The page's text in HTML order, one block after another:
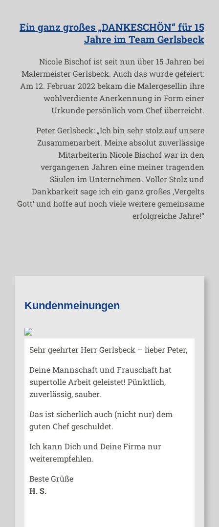
Ein ganz großes „DANKESCHÖN“ für 15
Jahre im Team Gerlsbeck
Nicole Bischof ist seit nun über 15 Jahren bei
Malermeister Gerlsbeck. Auch das wurde gefeiert:
Am 12. Februar 2022 bekam die Malergesellin ihre
wohlverdiente Anerkennung in Form einer
Urkunde persönlich vom Chef überreicht.
Peter Gerlsbeck: „Ich bin sehr stolz auf unsere
Zusammenarbeit. Meine absolut zuverlässige
Mitarbeiterin Nicole Bischof war in den
vergangenen Jahren eine meiner tragenden
Säulen im Unternehmen. Voller Stolz und
Dankbarkeit sage ich ein ganz großes ‚Vergelts
Gott‘ und hoffe auf noch viele weitere gemeinsame
erfolgreiche Jahre!“
Kundenmeinungen
Sehr geehrter Herr Gerlsbeck – lieber Peter,
Deine Mannschaft und Frauschaft hat
supertolle Arbeit geleistet! Pünktlich,
zuverlässig, sauber.
Das ist sicherlich auch (nicht nur) dem
guten Chef geschuldet.
Ich kann Dich und Deine Firma nur
weiterempfehlen.
Beste Grüße
H. S.